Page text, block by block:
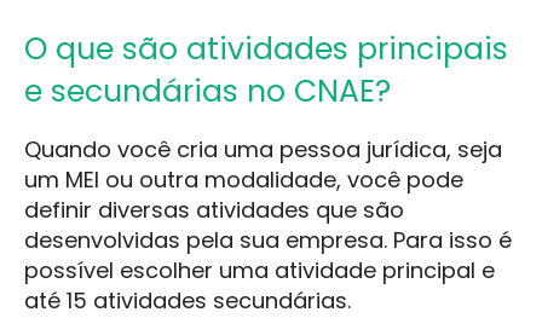
O que são atividades principais
e secundárias no CNAE?
Quando você cria uma pessoa jurídica, seja
um MEI ou outra modalidade, você pode
definir diversas atividades que são
desenvolvidas pela sua empresa. Para isso é
possível escolher uma atividade principal e
até 15 atividades secundárias.